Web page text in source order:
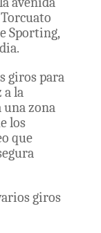
Sporting,
giros para
a la
una zona
los
que
giros